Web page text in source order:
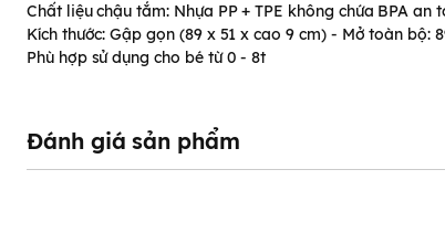
Chất liệu chậu tắm: Nhựa PP + TPE không chứa BPA an
Kích thước: Gập gọn (89 x 51 x cao 9 cm) - Mở toàn bộ:
Phù hợp sử dụng cho bé từ 0 - 8t
Đánh giá sản phẩm